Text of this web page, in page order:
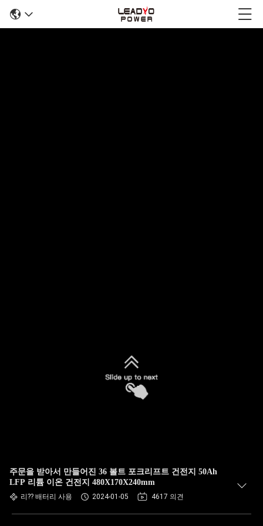
주문을 받아서 만들어진 36 볼트 포크리프트 건전지 50Ah
LFP 리튬 이온 건전지 480X170X240mm
리?? 배터리 사용 2024-01-05 4617 의견